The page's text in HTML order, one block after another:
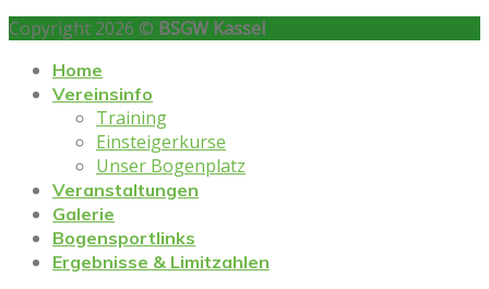
Copyright 2026 © BSGW Kassel
Home
Vereinsinfo
Training
Einsteigerkurse
Unser Bogenplatz
Veranstaltungen
Galerie
Bogensportlinks
Ergebnisse & Limitzahlen